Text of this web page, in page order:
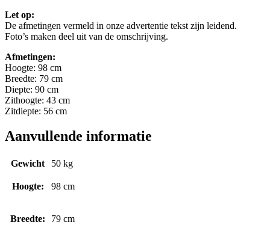
Let op:
De afmetingen vermeld in onze advertentie tekst zijn leidend.
Foto’s maken deel uit van de omschrijving.
Afmetingen:
Hoogte: 98 cm
Breedte: 79 cm
Diepte: 90 cm
Zithoogte: 43 cm
Zitdiepte: 56 cm
Aanvullende informatie
Gewicht 50 kg
Hoogte: 98 cm
Breedte: 79 cm